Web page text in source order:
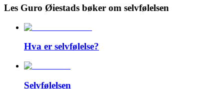
Les Guro Øiestads bøker om selvfølelsen
Hva er selvfølelse?
Selvfølelsen